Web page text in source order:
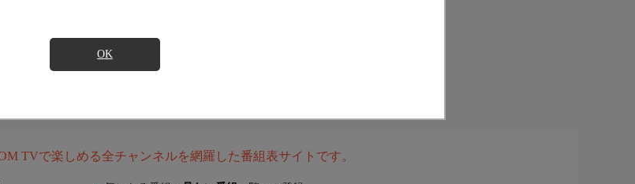
OK
TVで楽しめる全チャンネルを網羅した番組表サイトです。